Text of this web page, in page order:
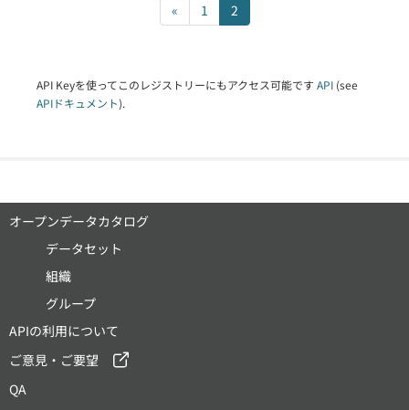
« 1 2
API Keyを使ってこのレジストリーにもアクセス可能です API (see
APIドキュメント).
オープンデータカタログ
データセット
組織
グループ
APIの利用について
ご意見・ご要望
QA